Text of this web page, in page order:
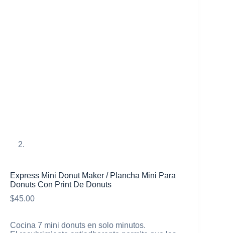
Express Mini Donut Maker / Plancha Mini Para
Donuts Con Print De Donuts
$45.00
Cocina 7 mini donuts en solo minutos.